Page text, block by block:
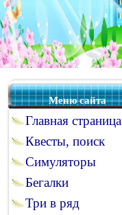
Меню сайта
Главная страница
Квесты, поиск
Симуляторы
Бегалки
Три в ряд